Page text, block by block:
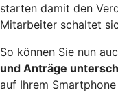
starten damit den
Mitarbeiter schaltet
So können Sie nun
und Anträge
auf Ihrem